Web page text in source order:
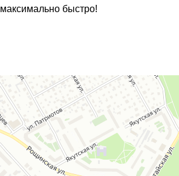
максимально быстро!